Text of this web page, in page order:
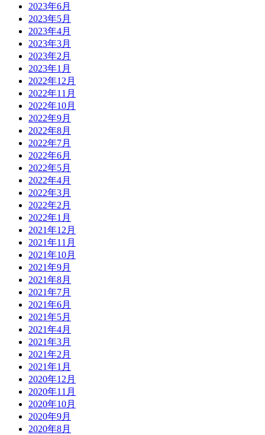
2023年6月
2023年5月
2023年4月
2023年3月
2023年2月
2023年1月
2022年12月
2022年11月
2022年10月
2022年9月
2022年8月
2022年7月
2022年6月
2022年5月
2022年4月
2022年3月
2022年2月
2022年1月
2021年12月
2021年11月
2021年10月
2021年9月
2021年8月
2021年7月
2021年6月
2021年5月
2021年4月
2021年3月
2021年2月
2021年1月
2020年12月
2020年11月
2020年10月
2020年9月
2020年8月